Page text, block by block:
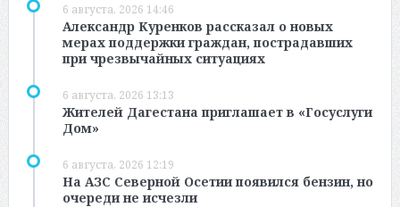
6 августа, 2026 14:46
Александр Куренков рассказал о новых
мерах поддержки граждан, пострадавших
при чрезвычайных ситуациях
6 августа, 2026 13:13
Жителей Дагестана приглашает в «Госуслуги
Дом»
6 августа, 2026 12:19
На АЗС Северной Осетии появился бензин, но
очереди не исчезли